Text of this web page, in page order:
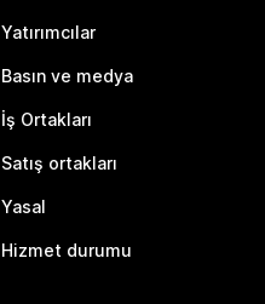
Yatırımcılar
Basın ve medya
İş Ortakları
Satış ortakları
Yasal
Hizmet durumu